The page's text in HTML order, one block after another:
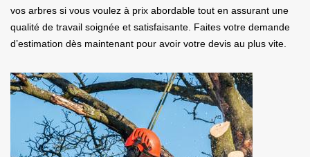
vos arbres si vous voulez à prix abordable tout en assurant une
qualité de travail soignée et satisfaisante. Faites votre demande
d’estimation dès maintenant pour avoir votre devis au plus vite.